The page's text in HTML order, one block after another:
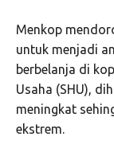
Menkop
untuk menjadi
berbelanja di
Usaha (SHU),
meningkat
ekstrem.